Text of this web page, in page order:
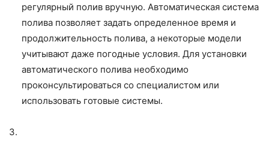
регулярный полив вручную. Автоматическая система
полива позволяет задать определенное время и
продолжительность полива, а некоторые модели
учитывают даже погодные условия. Для установки
автоматического полива необходимо
проконсультироваться со специалистом или
использовать готовые системы.
3.